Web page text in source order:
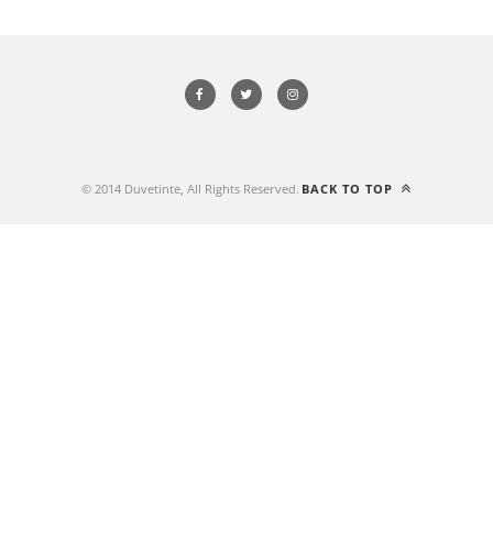
© 2014 Duvetinte, All Rights Reserved. BACK TO TOP